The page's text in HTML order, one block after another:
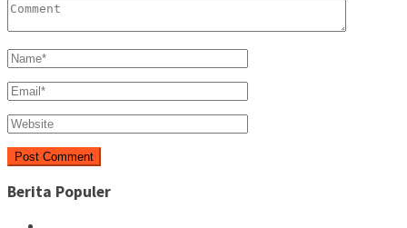
Berita Populer